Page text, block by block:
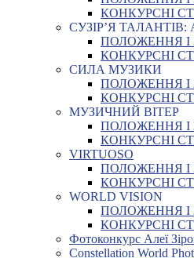
КОНКУРСНІ
СУЗІР’Я
ПОЛОЖЕННЯ І
КОНКУРСНІ
СИЛА МУЗИКИ
ПОЛОЖЕННЯ І
КОНКУРСНІ
МУЗИЧНИЙ ВІТЕР
ПОЛОЖЕННЯ І
КОНКУРСНІ
VIRTUOSO
ПОЛОЖЕННЯ І
КОНКУРСНІ
WORLD VISION
ПОЛОЖЕННЯ І
КОНКУРСНІ
Фотоконкурс Алеї
Constellation World